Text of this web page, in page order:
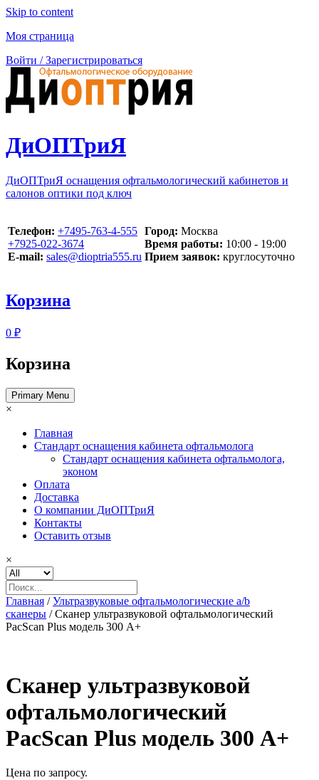
Skip to content
Моя страница
Войти / Зарегистрироваться
ДиОПТриЯ
ДиОПТриЯ оснащения офтальмологический кабинетов и
салонов оптики под ключ
Телефон: ‪+7495-763-4-555‬
‪+7925-022-3674‬
E-mail: sales@dioptria555.ru
Город: Москва
Время работы: 10:00 - 19:00
Прием заявок: круглосуточно
Корзина
0 ₽
Корзина
Primary Menu
×
Главная
Стандарт оснащения кабинета офтальмолога
Стандарт оснащения кабинета офтальмолога,
эконом
Оплата
Доставка
О компании ДиОПТриЯ
Контакты
Оставить отзыв
×
Главная /Ультразвуковые офтальмологические a/b
сканеры / Сканер ультразвуковой офтальмологический
PacScan Plus модель 300 А+
Сканер ультразвуковой
офтальмологический
PacScan Plus модель 300 А+
Цена по запросу.